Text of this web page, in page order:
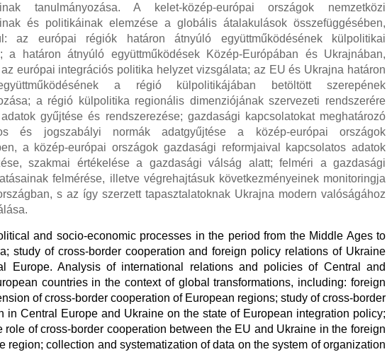
tanulmányozása. A kelet-közép-európai országok nemzetközi
és politikáinak elemzése a globális átalakulások összefüggésében,
az európai régiók határon átnyúló együttműködésének külpolitikai
a határon átnyúló együttműködések Közép-Európában és Ukrajnában,
európai integrációs politika helyzet vizsgálata; az EU és Ukrajna határon
a régió külpolitikájában betöltött szerepének
a régió külpolitika regionális dimenziójának szervezeti rendszerére
gyűjtése és rendszerezése; gazdasági kapcsolatokat meghatározó
és jogszabályi normák adatgyűjtése a közép-európai országok
a közép-európai országok gazdasági reformjaival kapcsolatos adatok
szakmai értékelése a gazdasági válság alatt; felméri a gazdasági
felmérése, illetve végrehajtásuk következményeinek monitoringja
s az így szerzett tapasztalatoknak Ukrajna modern valóságához
and socio-economic processes in the period from the Middle Ages to
study of cross-border cooperation and foreign policy relations of Ukraine
Europe. Analysis of international relations and policies of Central and
countries in the context of global transformations, including: foreign
of cross-border cooperation of European regions; study of cross-border
in Central Europe and Ukraine on the state of European integration policy;
role of cross-border cooperation between the EU and Ukraine in the foreign
region; collection and systematization of data on the system of organization